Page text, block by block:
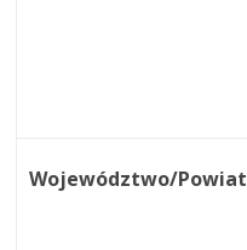
Województwo/Powiat